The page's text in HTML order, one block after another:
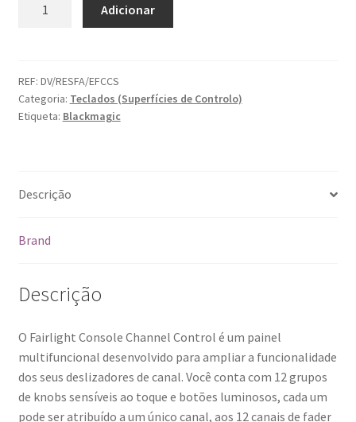
Console
Channel
Control
Adicionar
REF: DV/RESFA/EFCCS
Categoria: Teclados (Superfícies de Controlo)
Etiqueta: Blackmagic
Descrição
Brand
Descrição
O Fairlight Console Channel Control é um painel
multifuncional desenvolvido para ampliar a funcionalidade
dos seus deslizadores de canal. Você conta com 12 grupos
de knobs sensíveis ao toque e botões luminosos, cada um
pode ser atribuído a um único canal, aos 12 canais de fader